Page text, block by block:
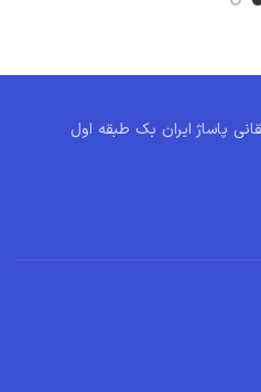
پاساژ ایران بک طبقه اول